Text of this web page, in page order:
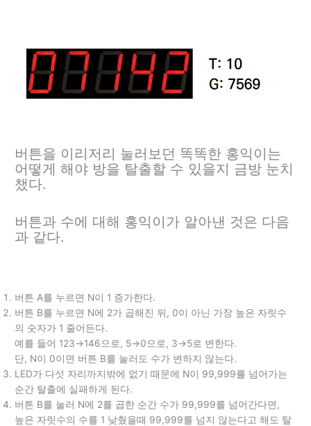
버튼을 이리저리 눌러보던 똑똑한 홍익이는
어떻게 해야 방을 탈출할 수 있을지 금방 눈치
챘다.
버튼과 수에 대해 홍익이가 알아낸 것은 다음
과 같다.
버튼 A를 누르면 N이 1 증가한다.
버튼 B를 누르면 N에 2가 곱해진 뒤, 0이 아닌 가장 높은 자릿수
의 숫자가 1 줄어든다.
예를 들어 123→146으로, 5→0으로, 3→5로 변한다.
단, N이 0이면 버튼 B를 눌러도 수가 변하지 않는다.
LED가 다섯 자리까지밖에 없기 때문에 N이 99,999를 넘어가는
순간 탈출에 실패하게 된다.
버튼 B를 눌러 N에 2를 곱한 순간 수가 99,999를 넘어간다면,
높은 자릿수의 수를 1 낮췄을때 99,999를 넘지 않는다고 해도 탈